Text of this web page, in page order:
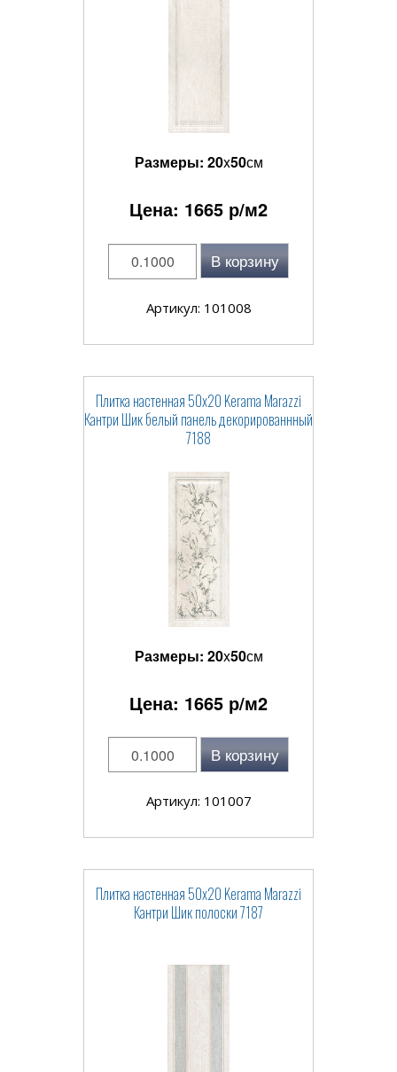
Размеры: 20x50см
Цена: 1665 р/м2
В корзину
Артикул: 101008
Плитка настенная 50x20 Kerama Marazzi
Кантри Шик белый панель декорированнный
7188
Размеры: 20x50см
Цена: 1665 р/м2
В корзину
Артикул: 101007
Плитка настенная 50x20 Kerama Marazzi
Кантри Шик полоски 7187